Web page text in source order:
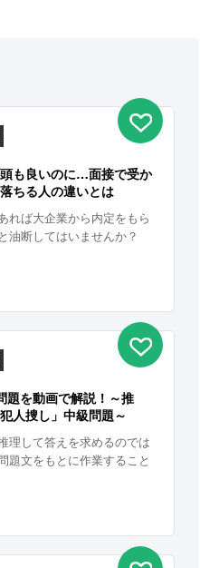
も良いのに…面接で受か
ちる人の違いとは
れば大企業から内定をもら
油断してはいませんか？
題を動画で解説！～推
人捜し」中級問題～
理して答えを求めるのでは
題文をもとに作業すること